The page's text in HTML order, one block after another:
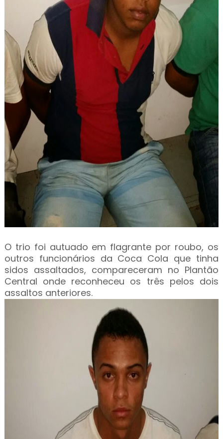
O trio foi autuado em flagrante por roubo, os
outros funcionários da Coca Cola que tinha
sidos assaltados, compareceram no Plantão
Central onde reconheceu os três pelos dois
assaltos anteriores.